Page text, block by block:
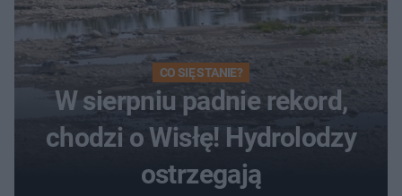
CO SIĘ STANIE?
W sierpniu padnie rekord,
chodzi o Wisłę! Hydrolodzy
ostrzegają